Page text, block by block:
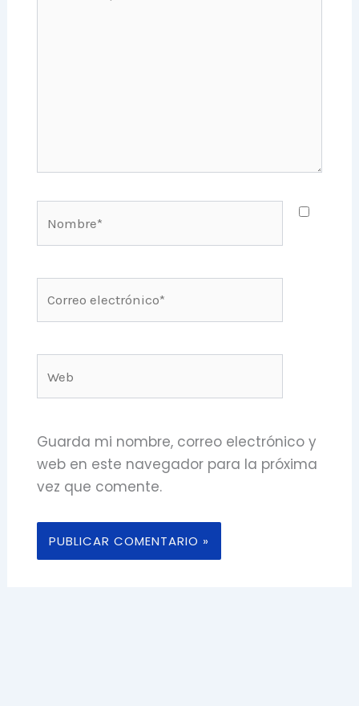
electrónico*
Guarda mi nombre, correo electrónico y
web en este navegador para la próxima
vez que comente.